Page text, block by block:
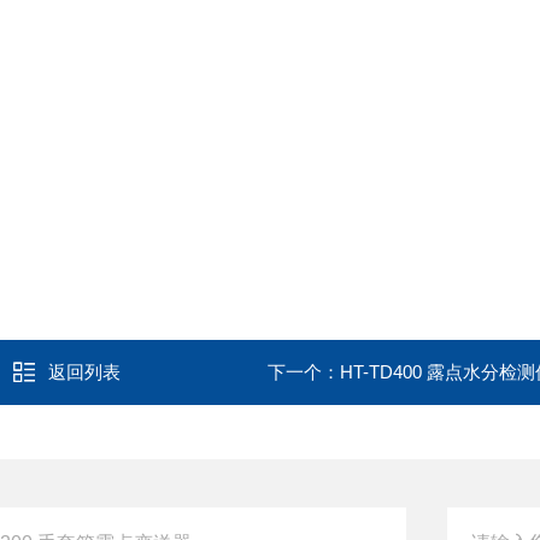
返回列表 下一个： HT-TD400 露点水分检测